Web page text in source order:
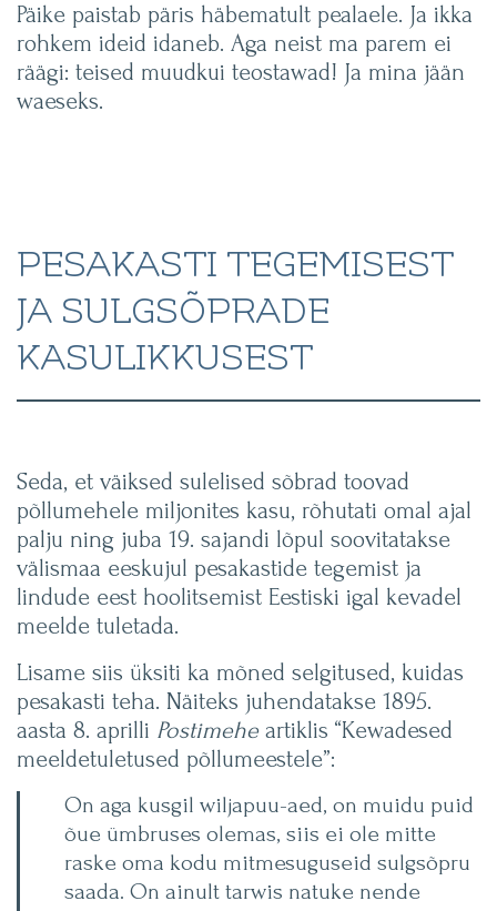
Päike paistab päris häbematult pealaele. Ja ikka
rohkem ideid idaneb. Aga neist ma parem ei
räägi: teised muudkui teostawad! Ja mina jään
waeseks.
PESAKASTI TEGEMISEST
JA SULGSÕPRADE
KASULIKKUSEST
Seda, et väiksed sulelised sõbrad toovad
põllumehele miljonites kasu, rõhutati omal ajal
palju ning juba 19. sajandi lõpul soovitatakse
välismaa eeskujul pesakastide tegemist ja
lindude eest hoolitsemist Eestiski igal kevadel
meelde tuletada.
Lisame siis üksiti ka mõned selgitused, kuidas
pesakasti teha. Näiteks juhendatakse 1895.
aasta 8. aprilli Postimeheartiklis “Kewadesed
meeldetuletused põllumeestele”:
On aga kusgil wiljapuu-aed, on muidu puid
õue ümbruses olemas, siis ei ole mitte
raske oma kodu mitmesuguseid sulgsõpru
saada. On ainult tarwis natuke nende